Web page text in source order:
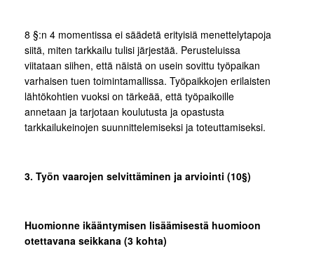
8 §:n 4 momentissa ei säädetä erityisiä menettelytapoja
siitä, miten tarkkailu tulisi järjestää. Perusteluissa
viitataan siihen, että näistä on usein sovittu työpaikan
varhaisen tuen toimintamallissa. Työpaikkojen erilaisten
lähtökohtien vuoksi on tärkeää, että työpaikoille
annetaan ja tarjotaan koulutusta ja opastusta
tarkkailukeinojen suunnittelemiseksi ja toteuttamiseksi.
3. Työn vaarojen selvittäminen ja arviointi (10§)
Huomionne ikääntymisen lisäämisestä huomioon
otettavana seikkana (3 kohta)